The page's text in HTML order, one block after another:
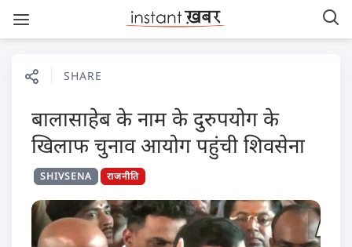
SHARE
बालासाहेब के नाम के दुरुपयोग के
खिलाफ चुनाव आयोग पहुंची शिवसेना
SHIVSENA राजनीति